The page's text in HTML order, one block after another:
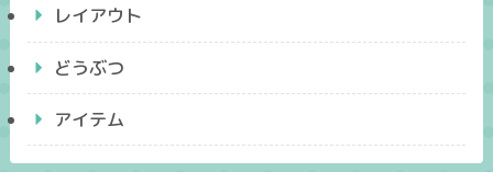
レイアウト
どうぶつ
アイテム